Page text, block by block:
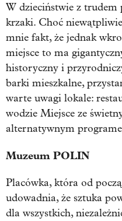
W dzieciństwie z trudem
krzaki. Choć
mnie fakt, że jednak
miejsce to ma
historyczny i
barki mieszkalne,
warte uwagi lokale:
wodzie Miejsce ze
alternatywnym
Muzeum POLIN
Placówka, która od
udowadnia, że sztuka
dla wszystkich,